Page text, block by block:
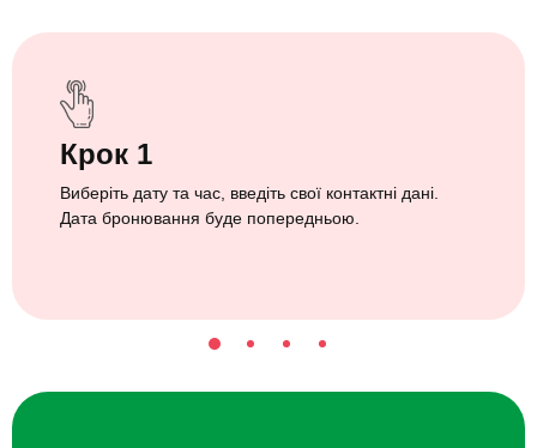
Крок 1
Виберіть дату та час, введіть свої контактні дані.
Дата бронювання буде попередньою.